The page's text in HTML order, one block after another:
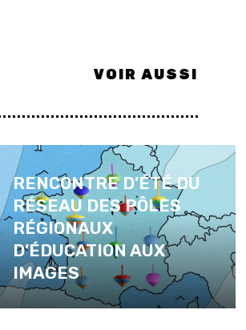
VOIR AUSSI
RENCONTRE D’ÉTÉ DU
RÉSEAU DES PÔLES
RÉGIONAUX
D’ÉDUCATION AUX
IMAGES